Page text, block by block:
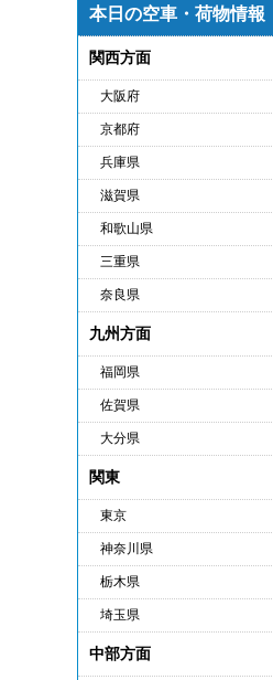
本日の空車・荷物情報
関西方面
大阪府
京都府
兵庫県
滋賀県
和歌山県
三重県
奈良県
九州方面
福岡県
佐賀県
大分県
関東
東京
神奈川県
栃木県
埼玉県
中部方面